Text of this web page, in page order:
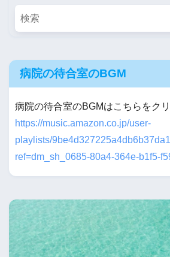
病院の待合室のBGM
病院の待合室のBGMはこちらをク
https://music.amazon.co.jp/user-
playlists/
ref=dm_sh_0685-80a4-364e-b1f5-